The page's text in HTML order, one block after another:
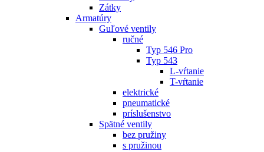
Zátky
Armatúry
Guľové ventily
ručné
Typ 546 Pro
Typ 543
L-vŕtanie
T-vŕtanie
elektrické
pneumatické
príslušenstvo
Spätné ventily
bez pružiny
s pružinou